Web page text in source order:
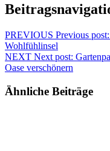
PREVIOUS Previous post:
Wohlfühlinsel
NEXT Next post:
Oase verschönern
Ähnliche Beiträge